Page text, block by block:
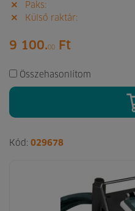
Paks:
Külső raktár:
9 100.00 Ft
Összehasonlítom
Kód: 029678